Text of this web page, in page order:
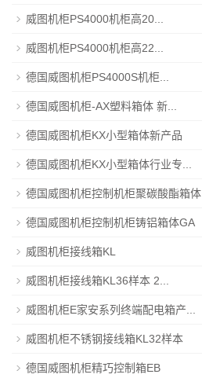
威图机柜PS4000机柜高20...
威图机柜PS4000机柜高22...
德国威图机柜PS4000S机柜...
德国威图机柜-AX塑料箱体 新...
德国威图机柜KX小型箱体新产品
德国威图机柜KX小型箱体行业专...
德国威图机柜控制机柜聚碳酸酯箱体
德国威图机柜控制机柜铸铝箱体GA
威图机柜接线箱KL
威图机柜接线箱KL36样本 2...
威图机柜E家安系列终端配电箱产...
威图机柜不锈钢接线箱KL32样本
德国威图机柜精巧控制箱EB